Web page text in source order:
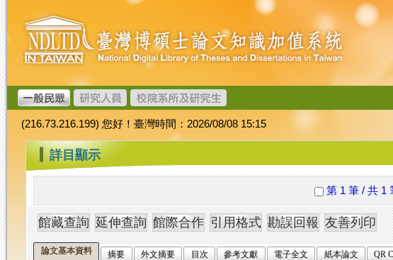
跳
到
主
要
內
容
臺
灣
博
碩
士
論
文
加
值
系
統
(216.73.216.199) 您好！臺灣時間：2026/08/08 15:15
::: 詳目顯示
第 1 筆 / 共 1
論文基本資料 摘要 外文摘要 目次 參考文獻 電子全文 紙本論文 QR